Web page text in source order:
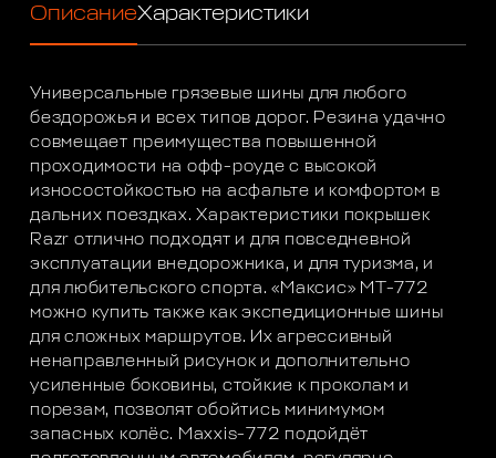
ОписаниеХарактеристики
Универсальные грязевые шины для любого
бездорожья и всех типов дорог. Резина удачно
совмещает преимущества повышенной
проходимости на офф-роуде с высокой
износостойкостью на асфальте и комфортом в
дальних поездках. Характеристики покрышек
Razr отлично подходят и для повседневной
эксплуатации внедорожника, и для туризма, и
для любительского спорта. «Максис» МТ-772
можно купить также как экспедиционные шины
для сложных маршрутов. Их агрессивный
ненаправленный рисунок и дополнительно
усиленные боковины, стойкие к проколам и
порезам, позволят обойтись минимумом
запасных колёс. Maxxis-772 подойдёт